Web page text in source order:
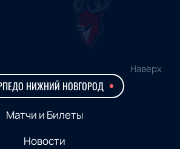
Наверх
НИЖНИЙ НОВГОРОД
Матчи и Билеты
Новости